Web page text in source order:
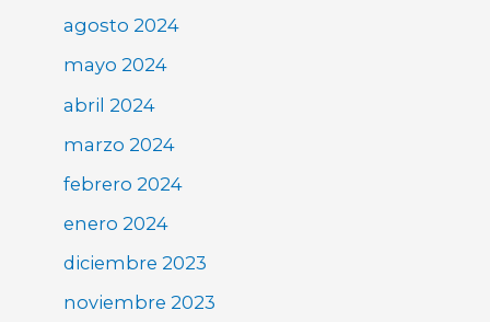
agosto 2024
mayo 2024
abril 2024
marzo 2024
febrero 2024
enero 2024
diciembre 2023
noviembre 2023